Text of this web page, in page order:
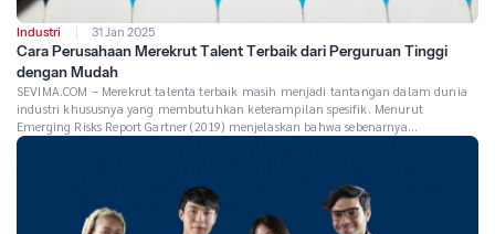
Industri 31 Jan 2025
Cara Perusahaan Merekrut Talent Terbaik dari Perguruan Tinggi
dengan Mudah
SEVIMA.COM – Merekrut talenta terbaik masih menjadi tantangan dalam dunia
industri khususnya yang membutuhkan keterampilan spesifik. Menurut
Emerging Risks Report Gartner (2019) menjelaskan bahwa sebenarnya
kekurangan talenta ini masih menjadi permasalahan yang dihadapi oleh
teknologi informasi, hingga […]